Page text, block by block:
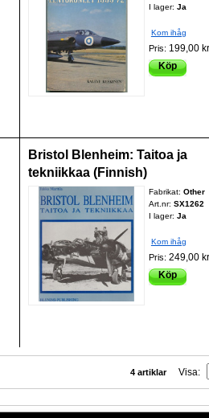
I lager: Ja
Kom ihåg
Pris: 199,00 kr
Köp
Bristol Blenheim: Taitoa ja
tekniikkaa (Finnish)
Fabrikat: Other
Art.nr: SX1262
I lager: Ja
Kom ihåg
Pris: 249,00 kr
Köp
4 artiklar Visa